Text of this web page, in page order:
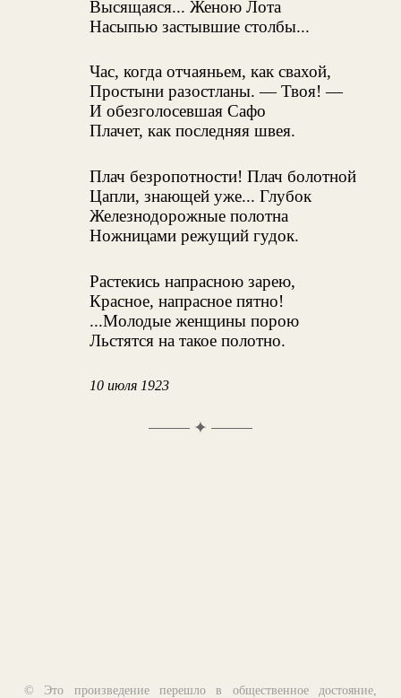
Высящаяся... Женою Лота
Насыпью застывшие столбы...
Час, когда отчаяньем, как свахой,
Простыни разостланы. — Твоя! —
И обезголосевшая Сафо
Плачет, как последняя швея.
Плач безропотности! Плач болотной
Цапли, знающей уже... Глубок
Железнодорожные полотна
Ножницами режущий гудок.
Растекись напрасною зарею,
Красное, напрасное пятно!
...Молодые женщины порою
Льстятся на такое полотно.
10 июля 1923
✦
© Это произведение перешло в общественное достояние,